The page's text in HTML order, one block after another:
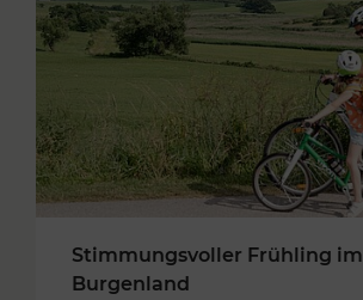
Stimmungsvoller Frühling im
Burgenland